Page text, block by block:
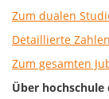
Zum dualen
Detaillierte
Zum gesamten
Über hochschule